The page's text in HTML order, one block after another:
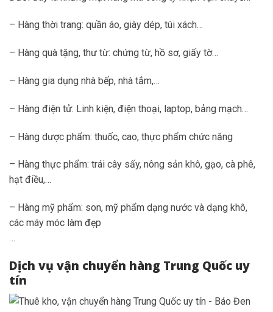
– Hàng thời trang: quần áo, giày dép, túi xách…
– Hàng quà tặng, thư từ: chứng từ, hồ sơ, giấy tờ…
– Hàng gia dụng nhà bếp, nhà tắm,…
– Hàng điện tử: Linh kiện, điện thoại, laptop, bảng mạch…
– Hàng dược phẩm: thuốc, cao, thực phẩm chức năng
– Hàng thực phẩm: trái cây sấy, nông sản khô, gạo, cà phê,
hạt điều,…
– Hàng mỹ phẩm: son, mỹ phẩm dạng nước và dạng khô,
các máy móc làm đẹp
…
Dịch vụ vận chuyển hàng Trung Quốc uy
tín